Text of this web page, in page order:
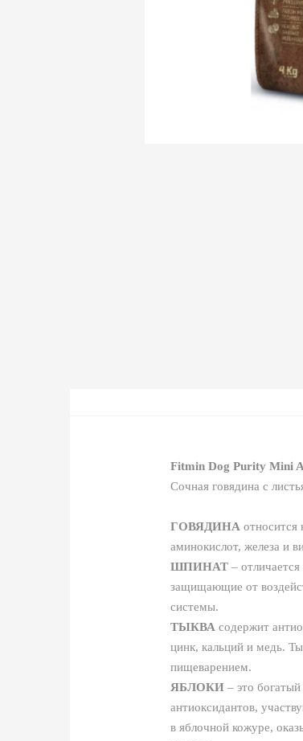
Fitmin Dog Purity Mini
Сочная говядина с
ГОВЯДИНА относится
аминокислот, железа и
ШПИНАТ –
защищающие от
системы.
ТЫКВА содержит
цинк, кальций и медь.
пищеварением.
ЯБЛОКИ – это
антиоксидантов,
в яблочной кожуре,